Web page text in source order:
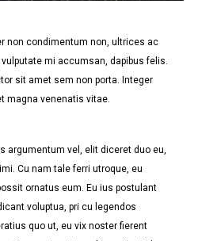
non condimentum non, ultrices ac
mi accumsan, dapibus felis.
sit amet sem non porta. Integer
magna venenatis vitae.
argumentum vel, elit diceret duo eu,
Cu nam tale ferri utroque, eu
ornatus eum. Eu ius postulant
voluptua, pri cu legendos
quo ut, eu vix noster fierent